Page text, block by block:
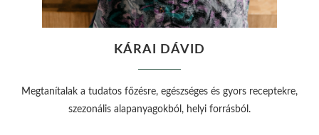
KÁRAI DÁVID
Megtanítalak a tudatos főzésre, egészséges és gyors receptekre,
szezonális alapanyagokból, helyi forrásból.